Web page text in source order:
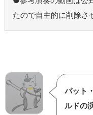
たので自主的に削除さ
パット
ルドの